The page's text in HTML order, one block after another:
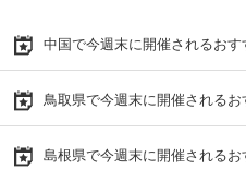
中国で今週末に開催されるおす
鳥取県で今週末に開催される
島根県で今週末に開催される